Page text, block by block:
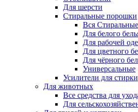
Для шерсти
Стиральные порошки
Вся
Для белого
Для рабочей
Для цветного
Для чёрного
Универсальные
Усилители для стирки
Для животных
Все средства для
Для